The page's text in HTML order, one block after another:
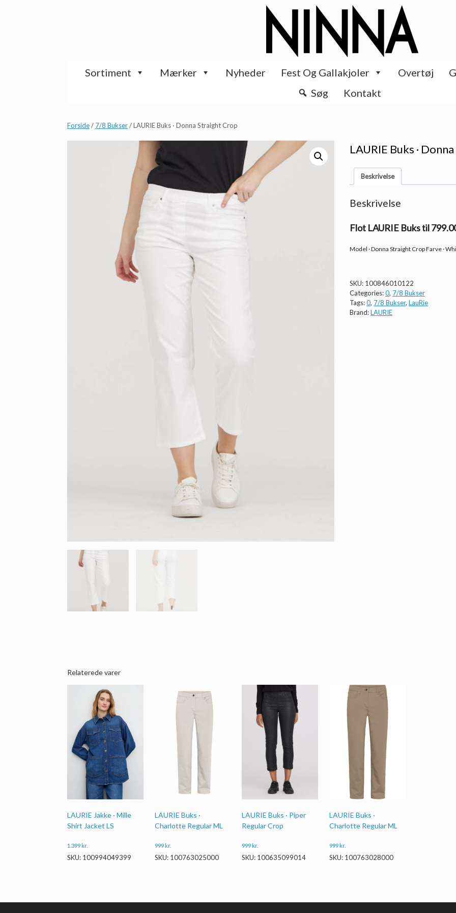
Sortiment Mærker Nyheder Fest Og Gallakjoler Overtøj
Søg
Kontakt
Forside/ 7/8 Bukser/ LAURIE Buks · Donna Straight Crop
LAURIE Buks ·
Beskrivelse
Beskrivelse
Flot LAURIE Buks til
Model · Donna Straight Crop Farve ·
SKU: 100846010122
Categories:0, 7/8 Bukser
Tags:0, 7/8 Bukser, LauRie
Brand:LAURIE
Relaterede varer
LAURIE Jakke · Mille
Shirt Jacket LS
1.399 kr.
SKU: 100994049399
LAURIE Buks ·
Charlotte Regular ML
999 kr.
SKU: 100763025000
LAURIE Buks · Piper
Regular Crop
999kr.
SKU: 100635099014
LAURIE Buks ·
Charlotte Regular ML
999kr.
SKU: 100763028000